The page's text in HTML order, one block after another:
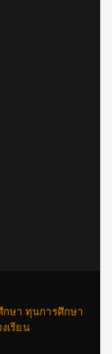
กษา ทุนการศึกษา
เรียน